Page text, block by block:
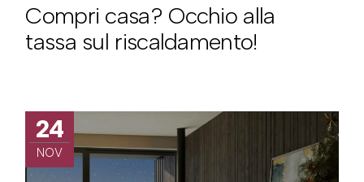
Compri casa? Occhio alla
tassa sul riscaldamento!
24
NOV